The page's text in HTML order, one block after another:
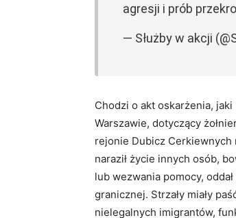
agresji i prób
— Służby w akcji
Chodzi o akt oskarżenia, jaki
Warszawie, dotyczący
rejonie Dubicz Cerkiewnych
naraził życie innych osób,
lub wezwania pomocy,
granicznej. Strzały miały
nielegalnych imigrantów,